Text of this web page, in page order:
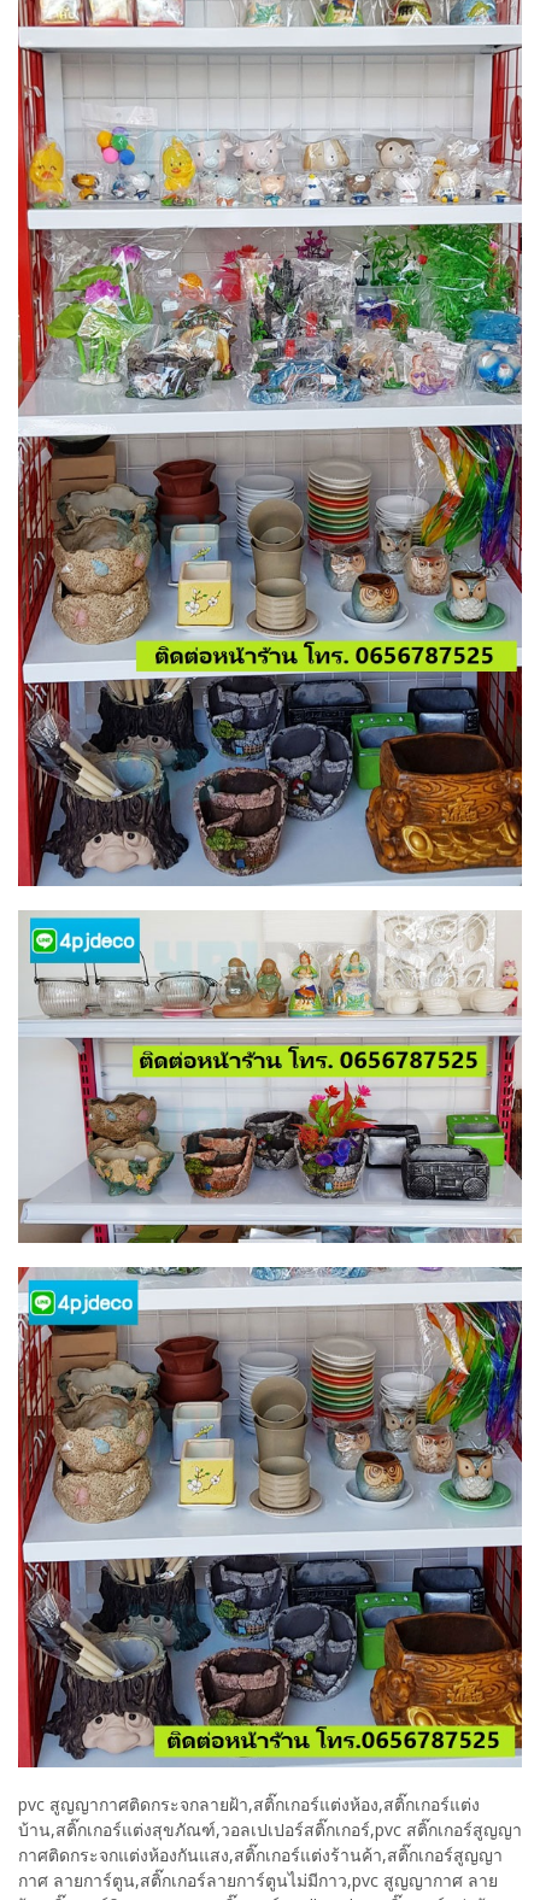
pvc สูญญากาศติดกระจกลายฝ้า,สติ๊กเกอร์แต่งห้อง,สติ๊กเกอร์แต่ง
บ้าน,สติ๊กเกอร์แต่งสุขภัณฑ์,วอลเปเปอร์สติ๊กเกอร์,pvc สติ๊กเกอร์สูญญา
กาศติดกระจกแต่งห้องกันแสง,สติ๊กเกอร์แต่งร้านค้า,สติ๊กเกอร์สูญญา
กาศ ลายการ์ตูน,สติ๊กเกอร์ลายการ์ตูนไม่มีกาว,pvc สูญญากาศ ลาย